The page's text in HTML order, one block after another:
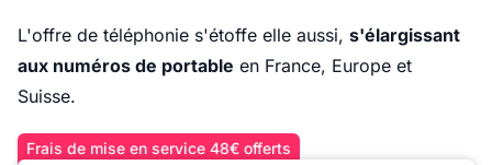
L'offre de téléphonie s'étoffe elle aussi, s'élargissant
aux numéros de portable en France, Europe et
Suisse.
Frais de mise en service 48€ offerts